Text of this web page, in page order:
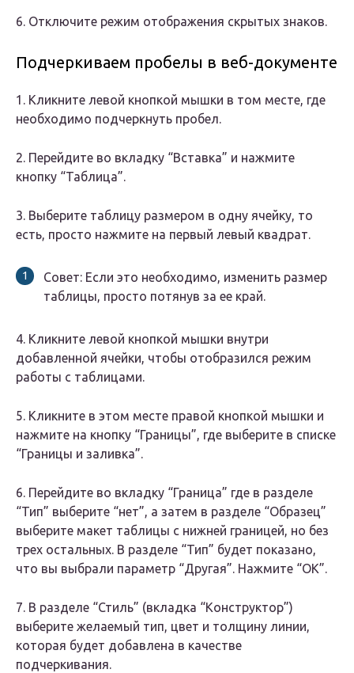
6. Отключите режим отображения скрытых знаков.
Подчеркиваем пробелы в веб-документе
1. Кликните левой кнопкой мышки в том месте, где
необходимо подчеркнуть пробел.
2. Перейдите во вкладку “Вставка” и нажмите
кнопку “Таблица”.
3. Выберите таблицу размером в одну ячейку, то
есть, просто нажмите на первый левый квадрат.
Совет: Если это необходимо, изменить размер
таблицы, просто потянув за ее край.
4. Кликните левой кнопкой мышки внутри
добавленной ячейки, чтобы отобразился режим
работы с таблицами.
5. Кликните в этом месте правой кнопкой мышки и
нажмите на кнопку “Границы”, где выберите в списке
“Границы и заливка”.
6. Перейдите во вкладку “Граница” где в разделе
“Тип” выберите “нет”, а затем в разделе “Образец”
выберите макет таблицы с нижней границей, но без
трех остальных. В разделе “Тип” будет показано,
что вы выбрали параметр “Другая”. Нажмите “ОК”.
7. В разделе “Стиль” (вкладка “Конструктор”)
выберите желаемый тип, цвет и толщину линии,
которая будет добавлена в качестве
подчеркивания.